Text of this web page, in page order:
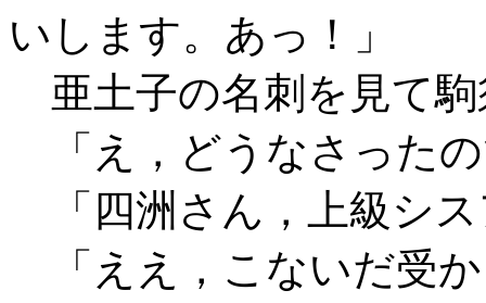
いします。あっ！」
亜土子の名刺を見て
「え，どうなさった
「四洲さん，上級シ
「ええ，こないだ受